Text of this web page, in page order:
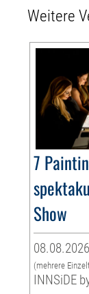
Weitere
7
Show
(mehrere
INNSiDE